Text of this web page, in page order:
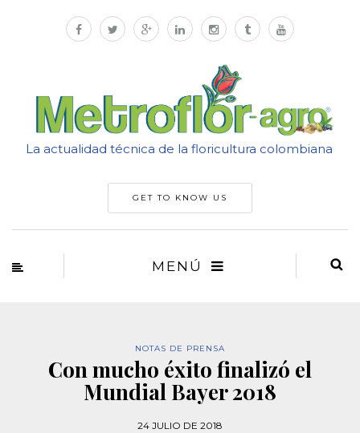
La actualidad técnica de la floricultura colombiana
GET TO KNOW US
MENÚ
NOTAS DE PRENSA
Con mucho éxito finalizó el
Mundial Bayer 2018
24 JULIO DE 2018